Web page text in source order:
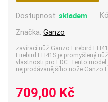
Dostupnost:skladem
Značka:Ganzo
zavírací nůž Ganzo Firebird
Firebird FH41S je promyšlený
vlastnosti pro EDC. Tento
nejprodávanějšího nože Ganzo
709,00 Kč